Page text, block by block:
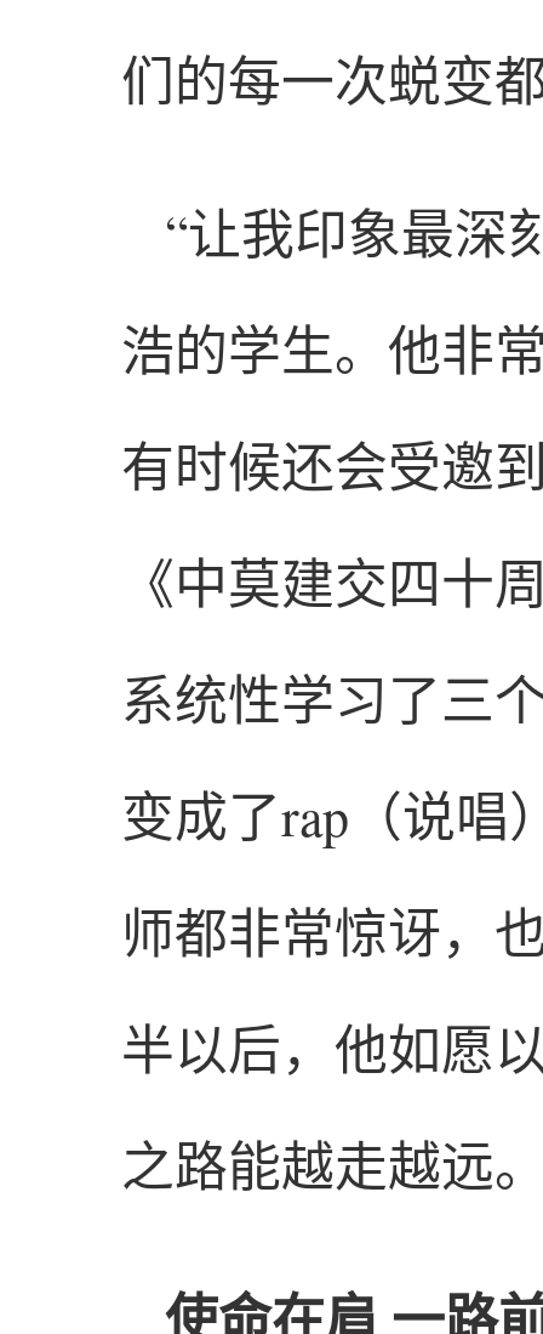
们的每一次蜕变
“让我印象最深
浩的学生。他非
有时候还会受邀
《中莫建交四十
系统性学习了三
变成了rap（说唱
师都非常惊讶，
半以后，他如愿
之路能越走越远
使命在肩 一路